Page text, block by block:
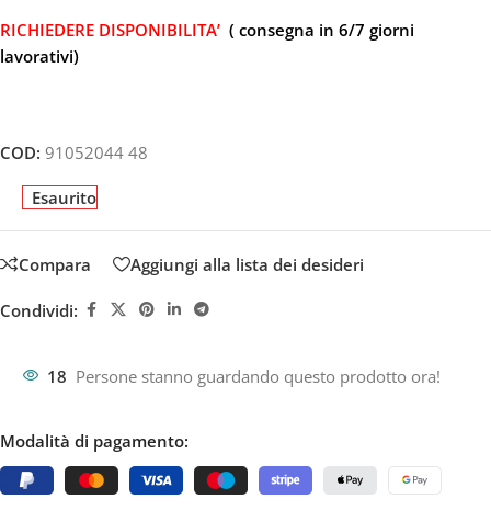
RICHIEDERE DISPONIBILITA’ ( consegna in 6/7 giorni
lavorativi)
COD: 91052044 48
Esaurito
Compara Aggiungi alla lista dei desideri
Condividi:
18 Persone stanno guardando questo prodotto ora!
Modalità di pagamento: